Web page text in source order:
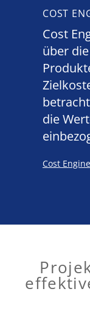
COST
Cost
über
die
Cost